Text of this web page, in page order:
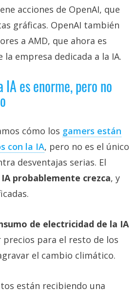
acciones de OpenAI, que
gráficas. OpenAI también
a AMD, que ahora es
la empresa dedicada a la IA.
IA es enorme, pero no
cómo los gamers están
con la IA‎, pero no es el único
desventajas serias. El
probablemente crezca, y
de electricidad de la IA
para el resto de los
el cambio climático.
están recibiendo una